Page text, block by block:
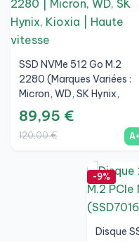
SSD NVMe 512 Go M.2
2280 (Marques Variées :
Micron, WD, SK Hynix,
Kioxia), A+
89,95 €
120,00 € A+
-9%
Disque